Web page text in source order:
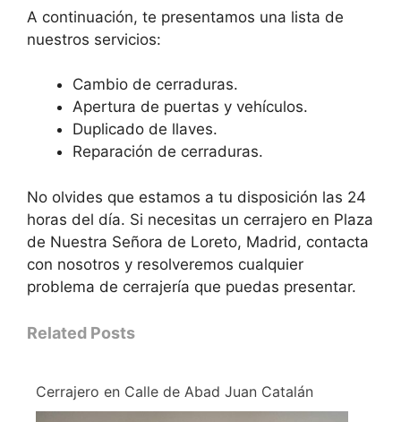
A continuación, te presentamos una lista de
nuestros servicios:
Cambio de cerraduras.
Apertura de puertas y vehículos.
Duplicado de llaves.
Reparación de cerraduras.
No olvides que estamos a tu disposición las 24
horas del día. Si necesitas un cerrajero en Plaza
de Nuestra Señora de Loreto, Madrid, contacta
con nosotros y resolveremos cualquier
problema de cerrajería que puedas presentar.
Related Posts
Cerrajero en Calle de Abad Juan Catalán